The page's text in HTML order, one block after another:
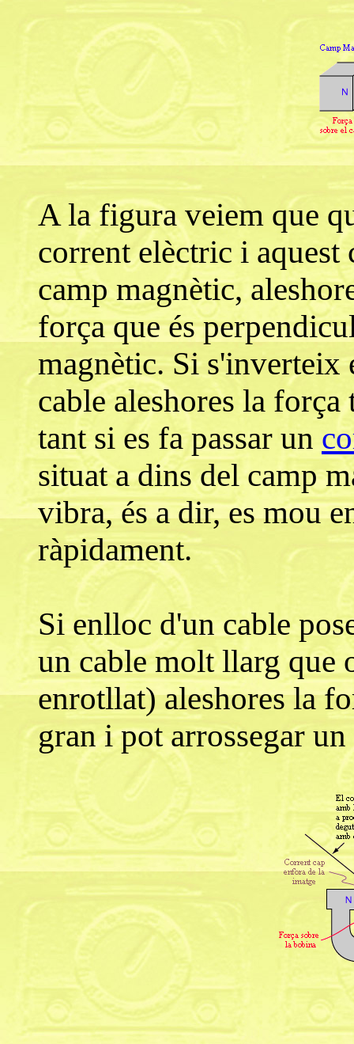
A la figura veiem que
corrent elèctric i aquest
camp magnètic,
força que és
magnètic. Si s'inverteix
cable aleshores la
tant si es fa passar un
situat a dins del camp
vibra, és a dir, es mou
ràpidament.
Si enlloc d'un cable
un cable molt llarg que
enrotllat) aleshores la
gran i pot arrossegar